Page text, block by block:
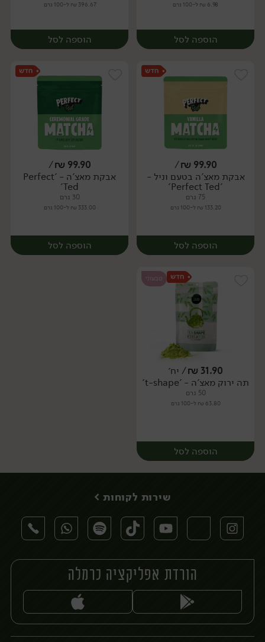
6.98 ₪ ל-100 גרם
הוספה לסל
יח׳
396.67 ₪ ל-100 גרם
הוספה לסל
יח׳
99.90
₪
/
אבקת מאצ'ה בטעם וניל -
'Perfect Ted'
75 גרם
133.20 ₪ ל-100 גרם
הוספה לסל
99.90
₪
/
אבקת מאצ'ה - 'Perfect
Ted'
30 גרם
333.00 ₪ ל-100 גרם
הוספה לסל
טבעוני
31.90
₪/ יח׳
תה ירוק מאצ'ה - 't-shape'
50 גרם
63.80 ₪ ל-100 גרם
הוספה לסל
יח׳
שירות לקוחות >
הורדת אפליקציה כרמלה